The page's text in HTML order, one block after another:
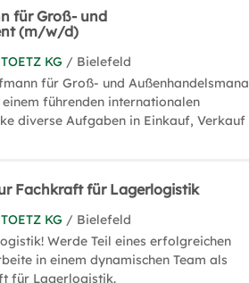
für Groß- und
(m/w/d)
KG / Bielefeld
für Groß- und
führenden internationalen
diverse Aufgaben in Einkauf, Verkauf
Fachkraft für Lagerlogistik
KG / Bielefeld
Werde Teil eines erfolgreichen
in einem dynamischen Team als
für Lagerlogistik.